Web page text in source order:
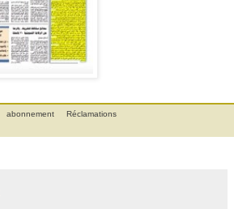
abonnement Réclamations